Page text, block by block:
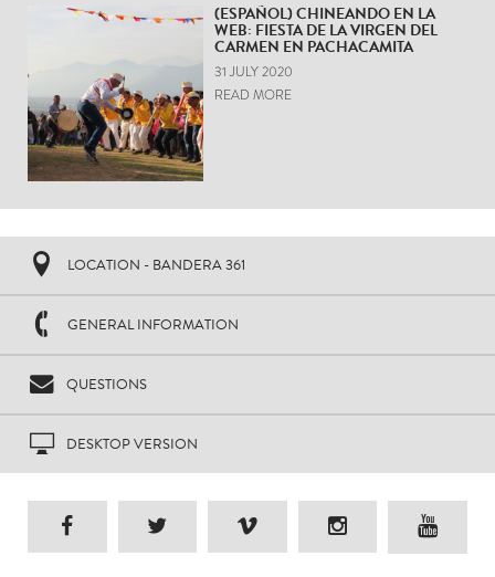
(ESPAÑOL) CHINEANDO EN LA
WEB: FIESTA DE LA VIRGEN DEL
CARMEN EN PACHACAMITA
31 JULY 2020
READ MORE
LOCATION - BANDERA 361
GENERAL INFORMATION
QUESTIONS
DESKTOP VERSION